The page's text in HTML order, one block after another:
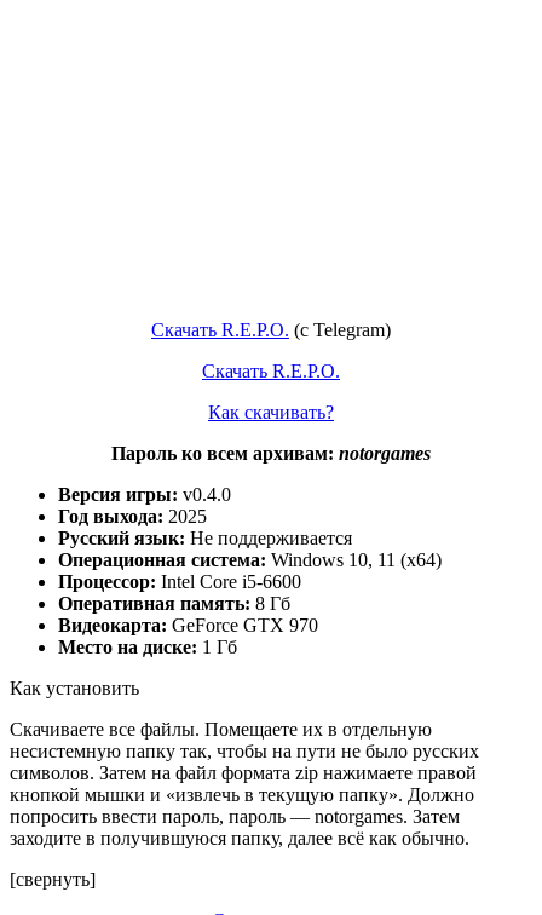
Скачать R.E.P.O. (c Telegram)
Скачать R.E.P.O.
Как скачивать?
Пароль ко всем архивам: notorgames
Версия игры: v0.4.0
Год выхода: 2025
Русский язык: Не поддерживается
Операционная система: Windows 10, 11 (x64)
Процессор: Intel Core i5-6600
Оперативная память: 8 Гб
Видеокарта: GeForce GTX 970
Место на диске: 1 Гб
Как установить
Скачиваете все файлы. Помещаете их в отдельную
несистемную папку так, чтобы на пути не было русских
символов. Затем на файл формата zip нажимаете правой
кнопкой мышки и «извлечь в текущую папку». Должно
попросить ввести пароль, пароль — notorgames. Затем
заходите в получившуюся папку, далее всё как обычно.
[свернуть]